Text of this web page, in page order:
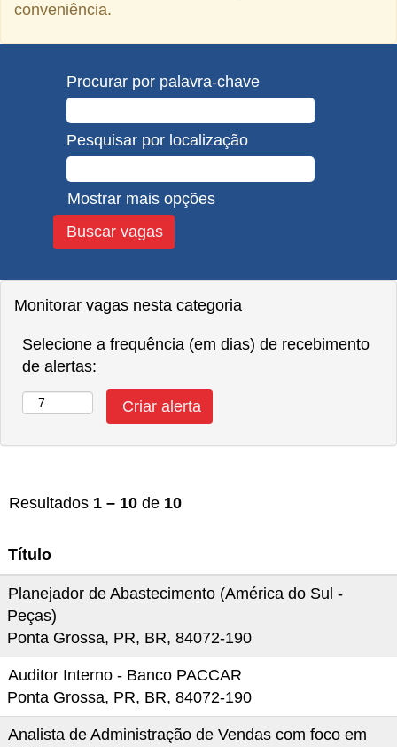
conveniência.
Procurar por palavra-chave
Pesquisar por localização
Mostrar mais opções
Monitorar vagas nesta categoria
Selecione a frequência (em dias) de recebimento
de alertas:
Resultados 1 – 10 de 10
Título
Planejador de Abastecimento (América do Sul -
Peças)
Ponta Grossa, PR, BR, 84072-190
Auditor Interno - Banco PACCAR
Ponta Grossa, PR, BR, 84072-190
Analista de Administração de Vendas com foco em